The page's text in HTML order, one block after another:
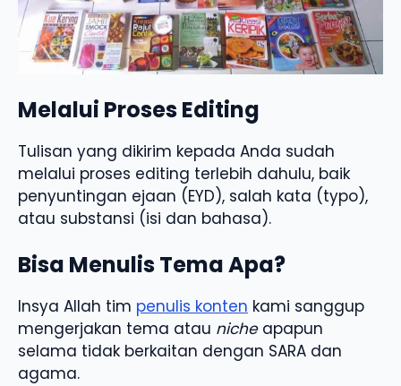
Melalui Proses Editing
Tulisan yang dikirim kepada Anda sudah
melalui proses editing terlebih dahulu, baik
penyuntingan ejaan (EYD), salah kata (typo),
atau substansi (isi dan bahasa).
Bisa Menulis Tema Apa?
Insya Allah tim penulis konten kami sanggup
mengerjakan tema atau nicheapapun
selama tidak berkaitan dengan SARA dan
agama.